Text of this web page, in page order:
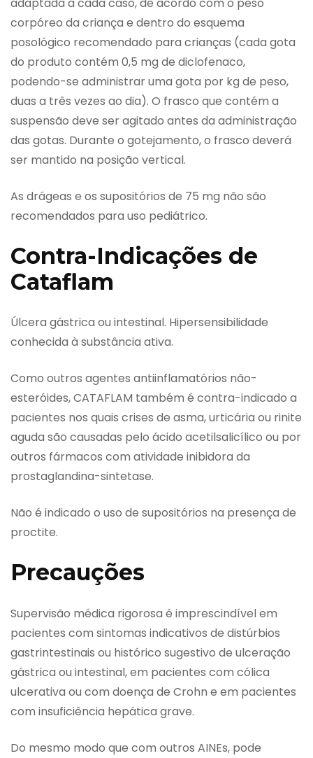
corpóreo da criança e dentro do esquema
posológico recomendado para crianças (cada gota
do produto contém 0,5 mg de diclofenaco,
podendo-se administrar uma gota por kg de peso,
duas a três vezes ao dia). O frasco que contém a
suspensão deve ser agitado antes da administração
das gotas. Durante o gotejamento, o frasco deverá
ser mantido na posição vertical.
As drágeas e os supositórios de 75 mg não são
recomendados para uso pediátrico.
Contra-Indicações de
Cataflam
Úlcera gástrica ou intestinal. Hipersensibilidade
conhecida à substância ativa.
Como outros agentes antiinflamatórios não-
esteróides, CATAFLAM também é contra-indicado a
pacientes nos quais crises de asma, urticária ou rinite
aguda são causadas pelo ácido acetilsalicílico ou por
outros fármacos com atividade inibidora da
prostaglandina-sintetase.
Não é indicado o uso de supositórios na presença de
proctite.
Precauções
Supervisão médica rigorosa é imprescindível em
pacientes com sintomas indicativos de distúrbios
gastrintestinais ou histórico sugestivo de ulceração
gástrica ou intestinal, em pacientes com cólica
ulcerativa ou com doença de Crohn e em pacientes
com insuficiência hepática grave.
Do mesmo modo que com outros AINEs, pode